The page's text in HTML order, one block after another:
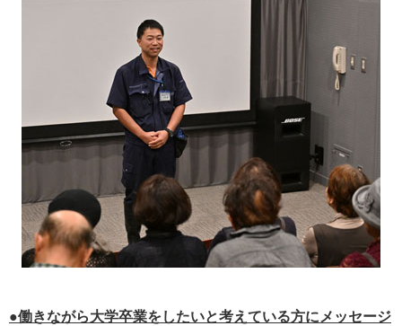
●働きながら大学卒業をしたいと考えている方にメッセージ